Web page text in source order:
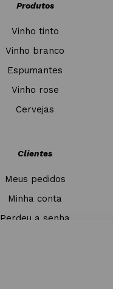
Produtos
Vinho tinto
Vinho branco
Espumantes
Vinho rose
Cervejas
Clientes
Meus pedidos
Minha conta
Perdeu a senha